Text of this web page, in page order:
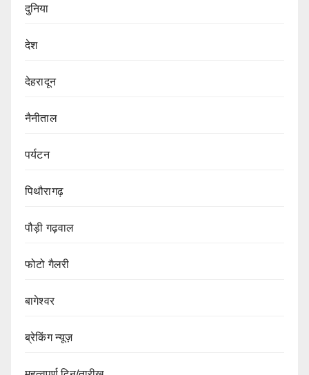
दुनिया
देश
देहरादून
नैनीताल
पर्यटन
पिथौरागढ़
पौड़ी गढ़वाल
फोटो गैलरी
बागेश्वर
ब्रेकिंग न्यूज़